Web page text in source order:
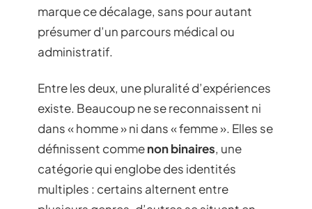
marque ce décalage, sans pour autant
présumer d’un parcours médical ou
administratif.
Entre les deux, une pluralité d’expériences
existe. Beaucoup ne se reconnaissent ni
dans « homme » ni dans « femme ». Elles se
définissent commenon binaires, une
catégorie qui englobe des identités
multiples : certains alternent entre